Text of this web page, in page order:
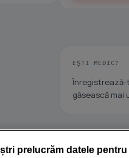
EȘTI MEDIC?
Înregistrează-
găsească mai
prelucrăm datele pentru